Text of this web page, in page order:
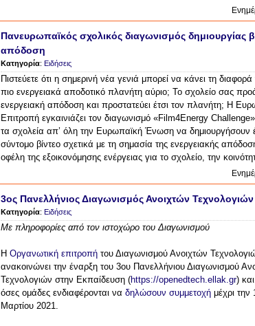
Πανευρωπαϊκός σχολικός διαγωνισμός δημιουργίας
απόδοση
Κατηγορία: Ειδήσεις
Πιστεύετε ότι η σημερινή νέα γενιά μπορεί να κάνει τη
πιο ενεργειακά αποδοτικό πλανήτη αύριο; Το σχολείο σας
ενεργειακή απόδοση και προστατεύει έτσι τον πλανήτη; Η
Επιτροπή εγκαινιάζει τον διαγωνισμό «Film4Energy
τα σχολεία απ’ όλη την Ευρωπαϊκή Ένωση να δημιουργήσουν
σύντομο βίντεο σχετικά με τη σημασία της ενεργειακής
οφέλη της εξοικονόμησης ενέργειας για το σχολείο, την
3ος Πανελλήνιος Διαγωνισμός Ανοιχτών
Κατηγορία: Ειδήσεις
Με πληροφορίες από τον ιστοχώρο του Διαγωνισμού
Η Οργανωτική επιτροπή του Διαγωνισμού Ανοιχτών
ανακοινώνει την έναρξη του 3ου Πανελλήνιου Διαγωνισμού
Τεχνολογιών στην Εκπαίδευση (https://openedtech.ellak.gr)
όσες ομάδες ενδιαφέρονται να δηλώσουν συμμετοχή μέχρι την
Μαρτίου 2021.